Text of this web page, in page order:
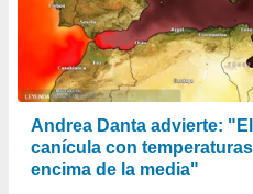
Andrea Danta advierte:
canícula con
encima de la media"